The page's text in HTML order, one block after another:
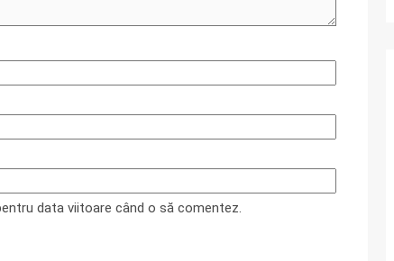
data viitoare când o să comentez.